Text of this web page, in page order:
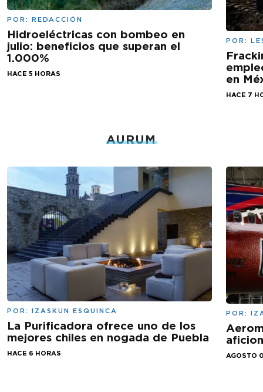
POR: REDACCIÓN
Hidroeléctricas con bombeo en
julio: beneficios que superan el
1.000%
HACE 5 HORAS
POR:
en
HACE 7
AURUM
POR: IZASKUN ESQUINCA
La Purificadora ofrece uno de los
mejores chiles en nogada de Puebla
HACE 6 HORAS
POR:
AGOSTO